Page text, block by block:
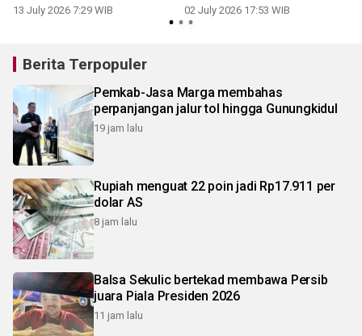
13 July 2026 7:29 WIB 02 July 2026 17:53 WIB
Berita Terpopuler
Pemkab-Jasa Marga membahas
perpanjangan jalur tol hingga Gunungkidul
19 jam lalu
Rupiah menguat 22 poin jadi Rp17.911 per
dolar AS
8 jam lalu
Balsa Sekulic bertekad membawa Persib
juara Piala Presiden 2026
11 jam lalu